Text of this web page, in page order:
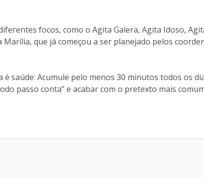
focos, como o Agita Galera, Agita Idoso,
que já começou a ser planejado pelos
saúde: Acumule pelo menos 30 minutos todos os
passo conta” e acabar com o pretexto mais